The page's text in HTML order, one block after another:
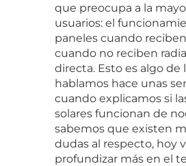
que preocupa a la
usuarios: el
paneles cuando
cuando no reciben
directa. Esto es algo de
hablamos hace unas
cuando explicamos si
solares funcionan de
sabemos que existen
dudas al respecto, hoy
profundizar más en el